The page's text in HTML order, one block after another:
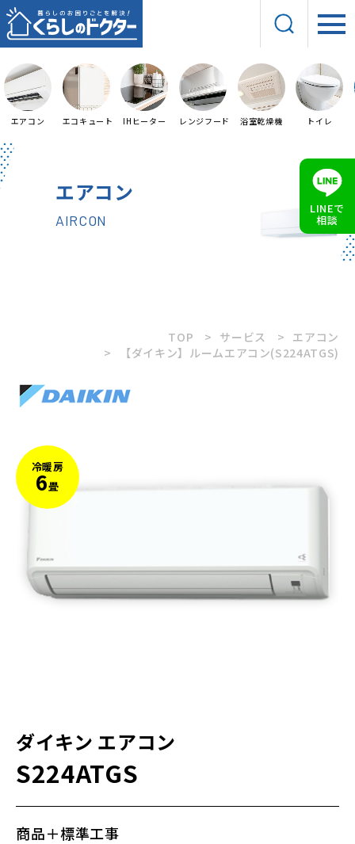
エアコン エコキュート IHヒーター レンジフード 浴室乾燥機 トイレ
エアコン
AIRCON
TOP サービス
エアコン
【ダイキン】ルームエアコン(S224ATGS)
冷暖房
6畳
ダイキン エアコン
S224ATGS
商品＋標準工事
LINEで
相談